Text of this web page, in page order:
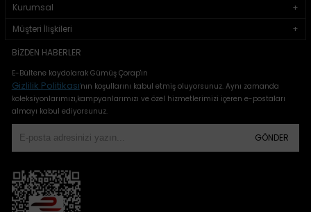
Kurumsal
Müşteri İlişkileri
BIZDEN HABERLER
E-Bültene kaydolarak Gümüş Çorap'ın
Gizlilik Politikası'nın koşullarını kabul etmiş oluyorsunuz. Aynı zamanda
koleksiyonlarımızı,kampyanlarımızı ve özel hizmetlerimizi içeren e-postaları
almayı kabul ediyorsunuz.
GÖNDER